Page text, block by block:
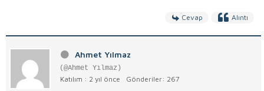
Cevap Alıntı
Ahmet Yılmaz
(@Ahmet Yılmaz)
Katılım : 2 yıl önce Gönderiler: 267